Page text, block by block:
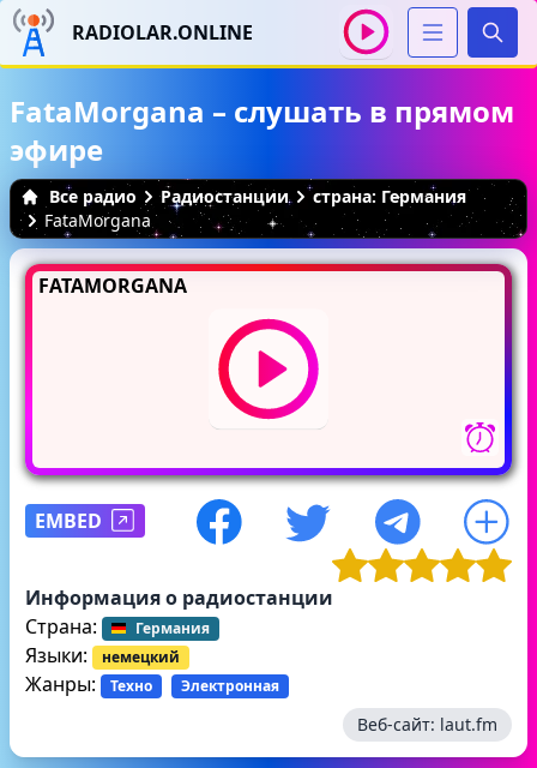
RADIOLAR.ONLINE
FataMorgana – слушать в прямом
эфире
Все радио Радиостанции
страна: Германия
FataMorgana
FATAMORGANA
EMBED
Информация о радиостанции
Страна:
Германия
Языки: немецкий
Жанры: Техно Электронная
Веб-сайт: laut.fm